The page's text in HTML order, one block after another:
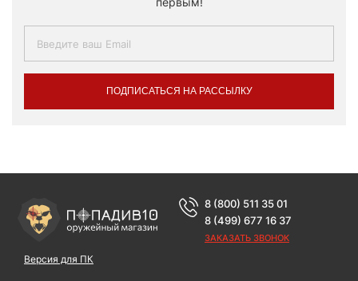
ПОДПИСАТЬСЯ НА РАССЫЛКУ
Версия для ПК
8 (800) 511 35 01
8 (499) 677 16 37
ЗАКАЗАТЬ ЗВОНОК